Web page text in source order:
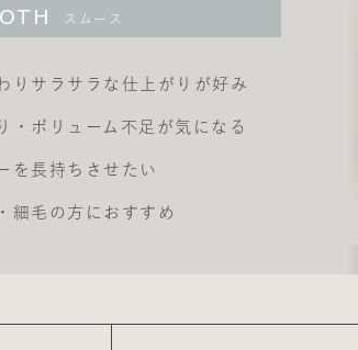
スムース
りサラサラな仕上がりが好み
・ボリューム不足が気になる
を長持ちさせたい
細毛の方におすすめ